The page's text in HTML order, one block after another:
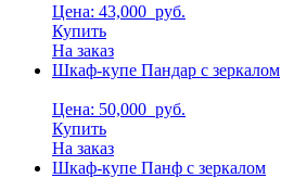
Цена: 43,000 руб.
Купить
На заказ
Шкаф-купе Пандар с зеркалом
Цена: 50,000 руб.
Купить
На заказ
Шкаф-купе Панф с зеркалом